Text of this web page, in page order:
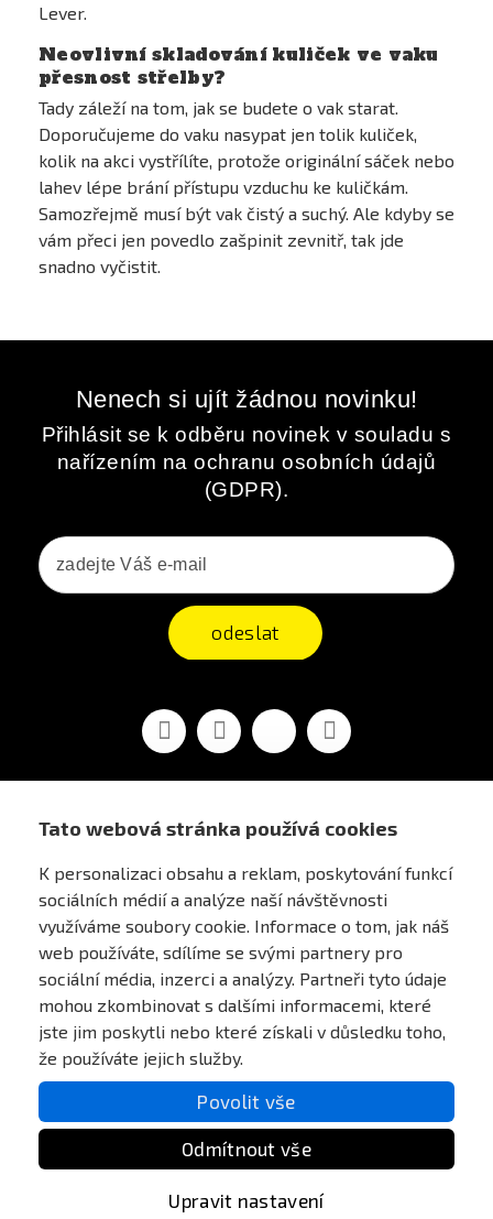
Tato webová stránka používá cookies
K personalizaci obsahu a reklam, poskytování funkcí
sociálních médií a analýze naší návštěvnosti
využíváme soubory cookie. Informace o tom, jak náš
web používáte, sdílíme se svými partnery pro
sociální média, inzerci a analýzy. Partneři tyto údaje
mohou zkombinovat s dalšími informacemi, které
jste jim poskytli nebo které získali v důsledku toho,
že používáte jejich služby.
Povolit vše
Odmítnout vše
Upravit nastavení
Lever.
Neovlivní skladování kuliček ve vaku
přesnost střelby?
Tady záleží na tom, jak se budete o vak starat.
Doporučujeme do vaku nasypat jen tolik kuliček,
kolik na akci vystřílíte, protože originální sáček nebo
lahev lépe brání přístupu vzduchu ke kuličkám.
Samozřejmě musí být vak čistý a suchý. Ale kdyby se
vám přeci jen povedlo zašpinit zevnitř, tak jde
snadno vyčistit.
Nenech si ujít žádnou novinku!
Přihlásit se k odběru novinek v souladu s
nařízením na ochranu osobních údajů
(GDPR).
odeslat
FacebookYouTubeVimeo Instagram
PRO ZÁKAZNÍKY
MŮJ ÚČET
ONLINE PLATEBNÍ BRÁNA